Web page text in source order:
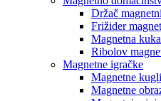
Držač
Frižider magnet
Magnetna kuka
Ribolov
Magnetne igračke
Magnetne
Magnetne